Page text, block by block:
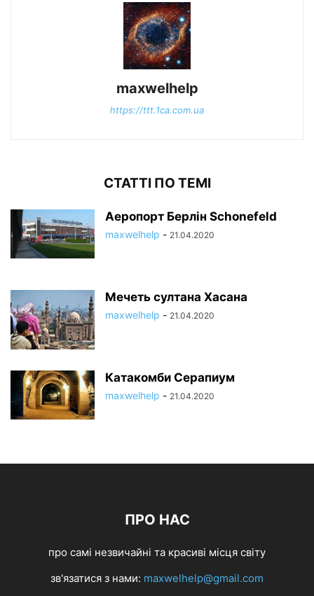
maxwelhelp
https://ttt.1ca.com.ua
СТАТТІ ПО ТЕМІ
Аеропорт Берлін Schonefeld
maxwelhelp - 21.04.2020
Мечеть султана Хасана
maxwelhelp - 21.04.2020
Катакомби Серапиум
maxwelhelp - 21.04.2020
ПРО НАС
про самі незвичайні та красиві місця світу
зв'язатися з нами: maxwelhelp@gmail.com